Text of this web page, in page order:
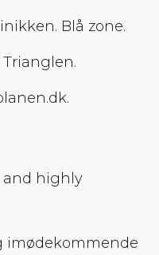
Blå zone.
and highly
imødekommende